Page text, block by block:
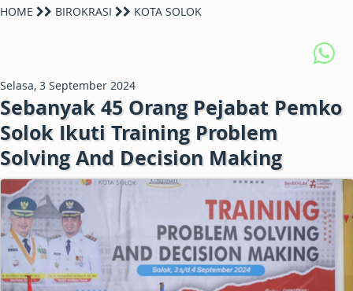
HOME BIROKRASI KOTA SOLOK
Selasa, 3 September 2024
Sebanyak 45 Orang Pejabat Pemko
Solok Ikuti Training Problem
Solving And Decision Making